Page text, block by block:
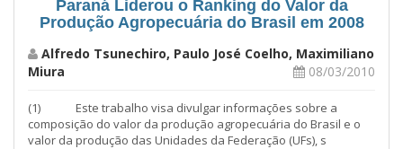
Paraná Liderou o Ranking do Valor da
Produção Agropecuária do Brasil em 2008
Alfredo Tsunechiro, Paulo José Coelho, Maximiliano
Miura
08/03/2010
(1) Este trabalho visa divulgar informações sobre a
composição do valor da produção agropecuária do Brasil e o
valor da produção das Unidades da Federação (UFs), s